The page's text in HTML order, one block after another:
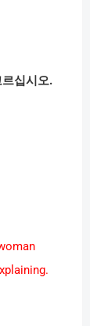
십시오.